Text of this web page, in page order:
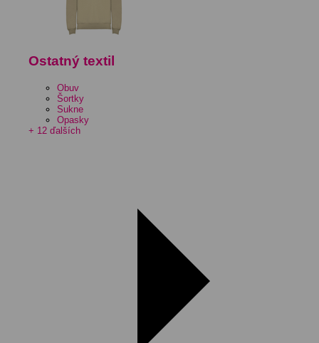
Ostatný textil
Obuv
Šortky
Sukne
Opasky
+ 12 ďalších